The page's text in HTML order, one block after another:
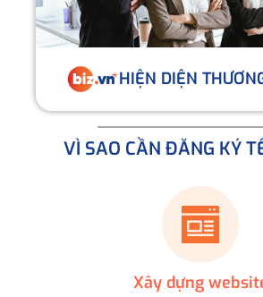
HIỆN DIỆN
VÌ SAO CẦN ĐĂNG KÝ
Xây dựng